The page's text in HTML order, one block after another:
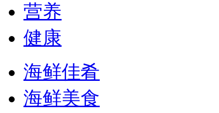
营养
健康
海鲜佳肴
海鲜美食